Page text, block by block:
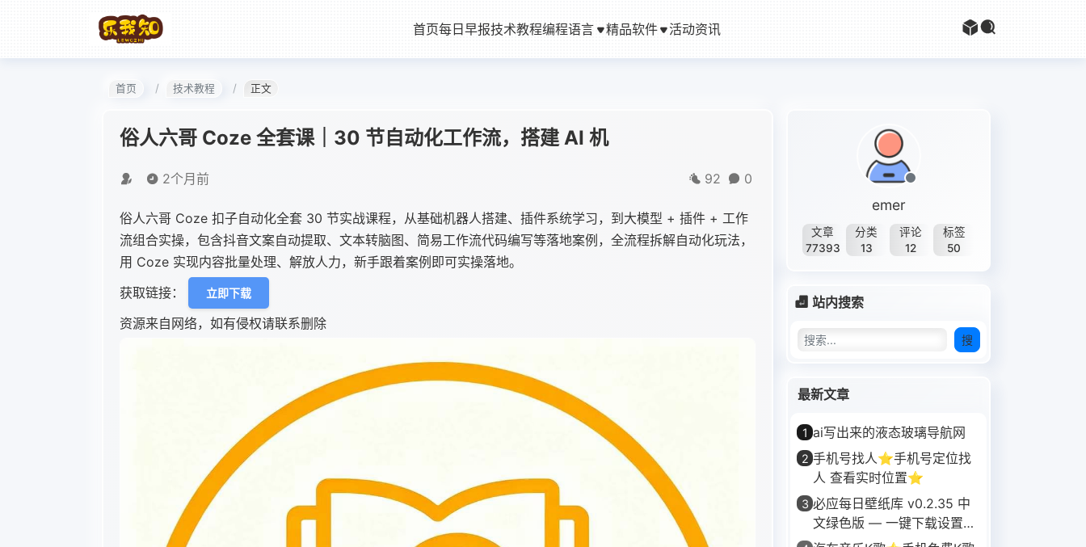
首页每日早报技术教程编程语言 精品软件 活动资讯
首页 技术教程 正文
俗人六哥 Coze 全套课｜30 节自动化工作流，搭建 AI 机
2个月前 92 0
俗人六哥 Coze 扣子自动化全套 30 节实战课程，从基础机器人搭建、插件系统学习，到大模型 + 插件 + 工作
流组合实操，包含抖音文案自动提取、文本转脑图、简易工作流代码编写等落地案例，全流程拆解自动化玩法，
用 Coze 实现内容批量处理、解放人力，新手跟着案例即可实操落地。
获取链接：
立即下载
资源来自网络，如有侵权请联系删除
emer
文章
77393
分类
13
评论
12
标签
50
站内搜索
搜
最新文章
1 ai写出来的液态玻璃导航网
2 手机号找人⭐手机号定位找
人 查看实时位置⭐
3 必应每日壁纸库 v0.2.35 中
文绿色版 — 一键下载设置
Bing 每日 4K 壁纸，无